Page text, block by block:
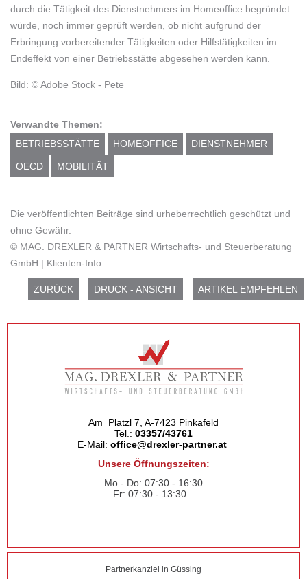
durch die Tätigkeit des Dienstnehmers im Homeoffice begründet
würde, noch immer geprüft werden, ob nicht aufgrund der
Erbringung vorbereitender Tätigkeiten oder Hilfstätigkeiten im
Endeffekt von einer Betriebsstätte abgesehen werden kann.
Bild: © Adobe Stock - Pete
Verwandte Themen:
BETRIEBSSTÄTTE
HOMEOFFICE DIENSTNEHMER
OECD MOBILITÄT
Die veröffentlichten Beiträge sind urheberrechtlich geschützt und
ohne Gewähr.
© MAG. DREXLER & PARTNER Wirtschafts- und Steuerberatung
GmbH | Klienten-Info
ZURÜCK DRUCK - ANSICHT ARTIKEL EMPFEHLEN
Am Platzl 7, A-7423 Pinkafeld
Tel.: 03357/43761
E-Mail: office@drexler-partner.at
Unsere Öffnungszeiten:
Mo - Do: 07:30 - 16:30
Fr: 07:30 - 13:30
Partnerkanzlei in Güssing